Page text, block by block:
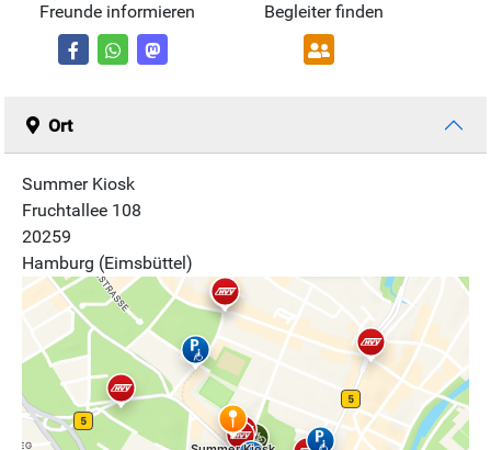
Freunde informieren Begleiter finden
Ort
Summer Kiosk
Fruchtallee 108
20259
Hamburg (Eimsbüttel)